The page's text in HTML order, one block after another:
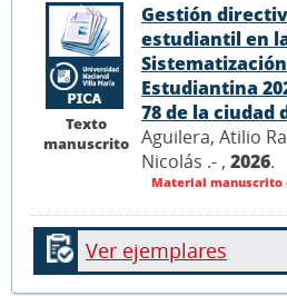
Texto
manuscrito
Gestión
estudiantil en
Estudiantina
78 de la ciudad
Aguilera, Atilio
Nicolás .- , 2026.
Material manuscrito
Ver ejemplares